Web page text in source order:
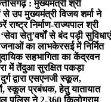
: मुख्यमंत्री श्री
उप मुख्यमंत्री विजय शर्मा ने
निर्माण-राज्यपाल श्री
सेतु’वर्षों से बंद पड़ी सुविधाएं
का लाभकेरसई में निर्मित
सहभागिता का केंद्रवन
में तेंदुआ सुरक्षित पकड़ा
द्वारा एसएनजी स्कूल,
स्कूल प्रबंधक, हेतु यातायात
पुलिस ने 2.360 किलोग्राम